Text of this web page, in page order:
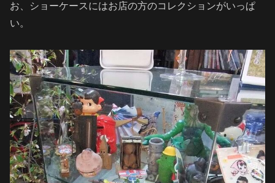
お、ショーケースにはお店の方のコレクションがいっぱ
い。